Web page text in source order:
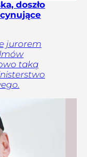
doszło
jurorem
taką